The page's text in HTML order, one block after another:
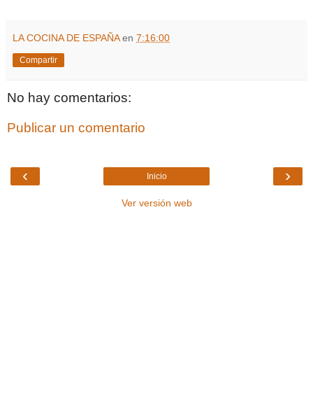
LA COCINA DE ESPAÑA en 7:16:00
Compartir
No hay comentarios:
Publicar un comentario
‹ ›
Inicio
Ver versión web